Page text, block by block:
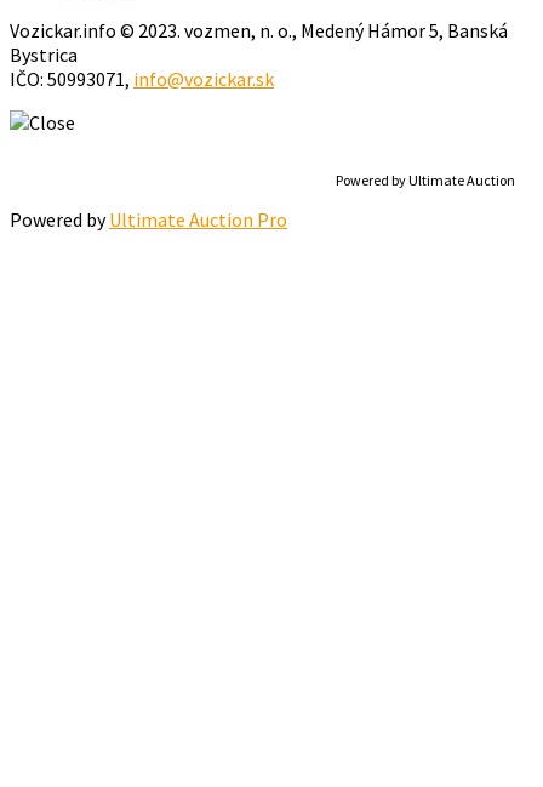
Vozickar.info © 2023. vozmen, n. o., Medený Hámor 5, Banská
Bystrica
IČO: 50993071, info@vozickar.sk
Powered by Ultimate Auction
Powered byUltimate Auction Pro